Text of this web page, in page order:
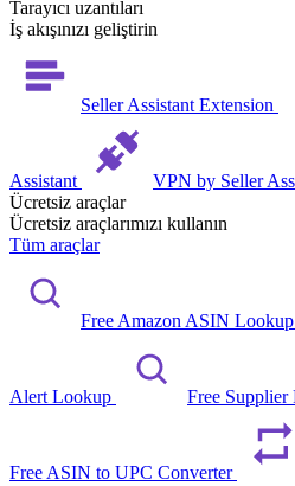
Tarayıcı uzantıları
İş akışınızı geliştirin
Seller Assistant Extension
Assistant
VPN by Seller
Ücretsiz araçlar
Ücretsiz araçlarımızı kullanın
Tüm araçlar
Free Amazon ASIN Lookup
Alert Lookup Free Supplier
Free ASIN to UPC Converter